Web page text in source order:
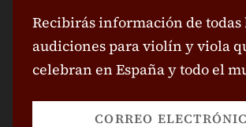
Recibirás información de todas
audiciones para violín y viola
celebran en España y todo el